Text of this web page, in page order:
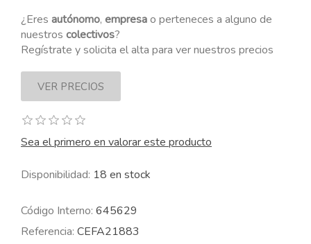
¿Eres autónomo, empresao perteneces a alguno de
nuestros colectivos?
Regístrate y solicita el alta para ver nuestros precios
Sea el primero en valorar este producto
Disponibilidad: 18 en stock
Código Interno: 645629
Referencia: CEFA21883